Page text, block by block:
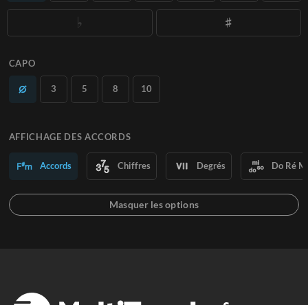
CAPO
3 5 8 10
AFFICHAGE DES ACCORDS
Accords Chiffres Degrés Do Ré